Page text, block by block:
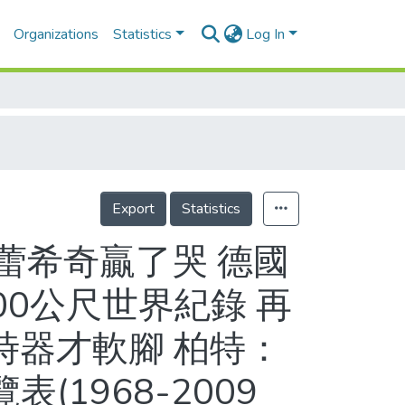
Organizations Statistics Log In
Export Statistics
希奇贏了哭 德國
公尺世界紀錄 再
才軟腳 柏特：
表(1968-2009